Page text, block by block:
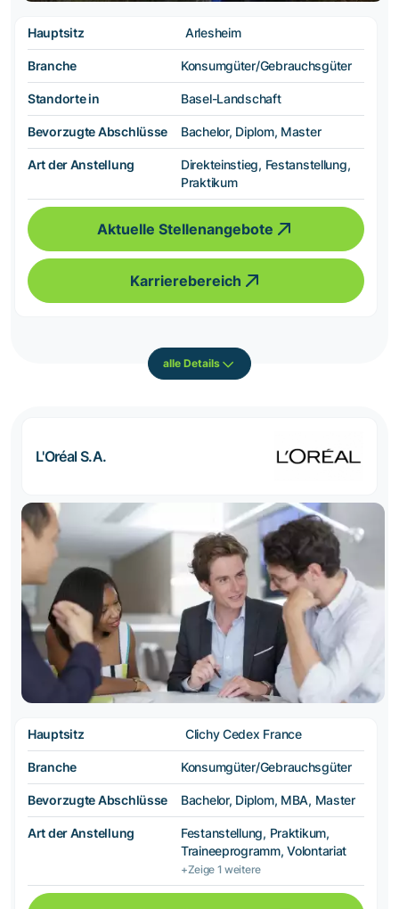
Hauptsitz Arlesheim
Branche Konsumgüter/Gebrauchsgüter
Standorte in Basel-Landschaft
Bevorzugte Abschlüsse Bachelor, Diplom, Master
Art der Anstellung
Direkteinstieg, Festanstellung,
Praktikum
Aktuelle Stellenangebote
Karrierebereich
alle Details
L'Oréal S.A.
Hauptsitz Clichy Cedex France
Branche Konsumgüter/Gebrauchsgüter
Bevorzugte Abschlüsse Bachelor, Diplom, MBA, Master
Art der Anstellung
Festanstellung, Praktikum,
Traineeprogramm, Volontariat
+Zeige 1 weitere